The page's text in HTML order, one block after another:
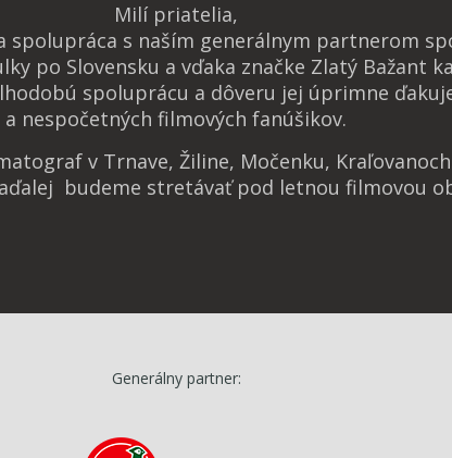
Milí priatelia,
spolupráca s naším generálnym partnerom
po Slovensku a vďaka značke Zlatý Bažant
spoluprácu a dôveru jej úprimne
a nespočetných filmových fanúšikov.
v Trnave, Žiline, Močenku,
budeme stretávať pod letnou filmovou
Generálny partner: